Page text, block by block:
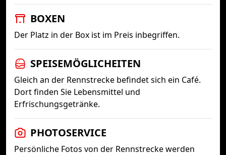
BOXEN
Der Platz in der Box ist im Preis inbegriffen.
SPEISEMÖGLICHEITEN
Gleich an der Rennstrecke befindet sich ein Café.
Dort finden Sie Lebensmittel und
Erfrischungsgetränke.
PHOTOSERVICE
Persönliche Fotos von der Rennstrecke werden